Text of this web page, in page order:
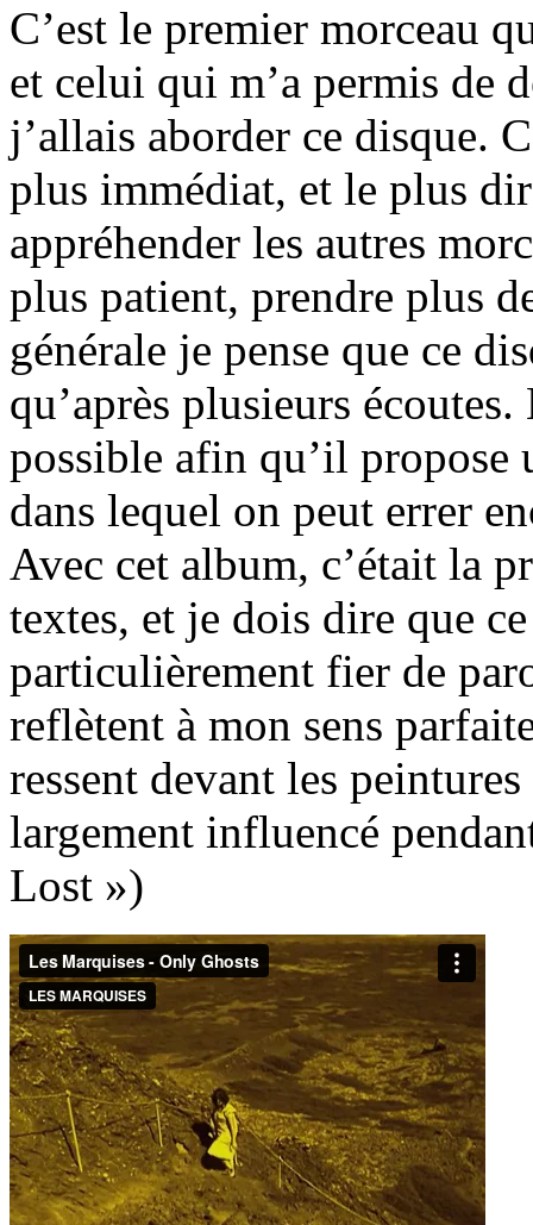
C’est le premier morceau
et celui qui m’a permis de
j’allais aborder ce disque.
plus immédiat, et le plus
appréhender les autres
plus patient, prendre plus
générale je pense que ce
qu’après plusieurs
possible afin qu’il
dans lequel on peut errer
Avec cet album, c’était la
textes, et je dois dire que
particulièrement fier de
reflètent à mon sens
ressent devant les
largement influencé
Lost »)